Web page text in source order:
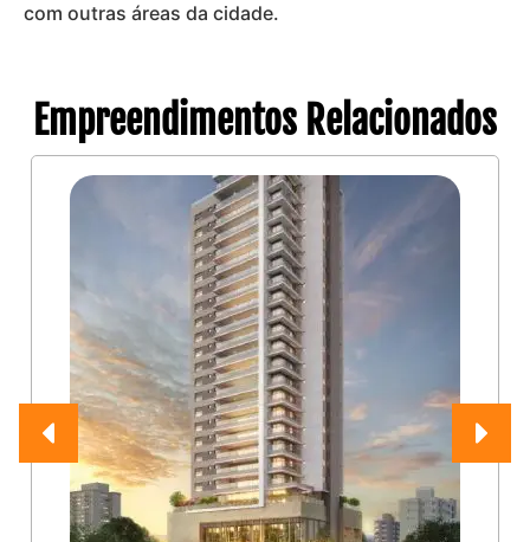
com outras áreas da cidade.
Empreendimentos Relacionados